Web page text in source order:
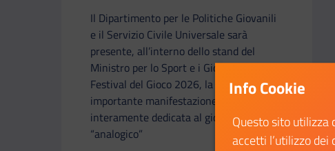
Il Dipartimento per le Politiche Giovanili
e il Servizio Civile Universale sarà
presente, all’interno dello stand del
Ministro per lo Sport e i Giovani, a Play -
Festival del Gioco 2026, la più
importante manifestazione italiana
interamente dedicata al gioco
“analogico”
Info Cookie
Questo sito utilizza
accetti l’utilizzo dei